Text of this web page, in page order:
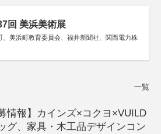
回 美浜美術展
、美浜町教育委員会、福井新聞社、関西電力株
一覧
情報】カインズ×コクヨ×VUILD
グ、家具・木工品デザインコン